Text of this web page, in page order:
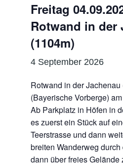
Freitag
Rotwand in der
(1104m)
4 September 2026
Rotwand in der Jachenau
(Bayerische Vorberge)
Ab Parkplatz in Höfen in
es zuerst ein Stück auf
Teerstrasse und dann
breiten Wanderweg
dann über freies Gelände